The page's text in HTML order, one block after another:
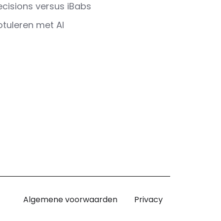
versus iBabs
met AI
Algemene voorwaarden Privacy